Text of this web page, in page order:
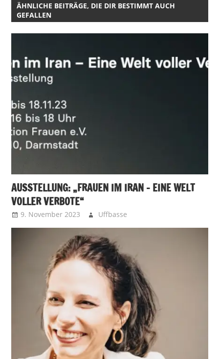
ÄHNLICHE BEITRÄGE, DIE DIR BESTIMMT AUCH
GEFALLEN
AUSSTELLUNG: „FRAUEN IM IRAN – EINE WELT
VOLLER VERBOTE“
9. November 2023 Uffbasse